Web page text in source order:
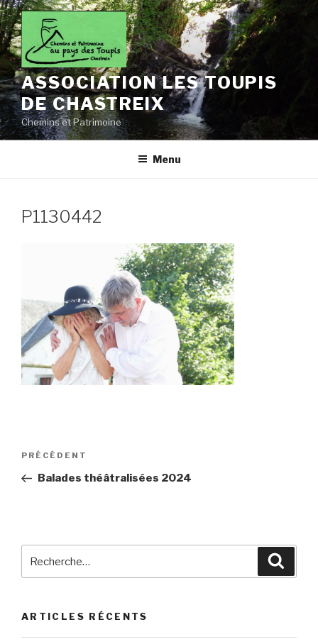
Aller
au
contenu
principal
ASSOCIATION LES TOUPIS
DE CHASTREIX
Chemins et Patrimoine
Menu
P1130442
Navigation
l’article
Article
précédent
PRÉCÉDENT
Balades théâtralisées 2024
ARTICLES RÉCENTS